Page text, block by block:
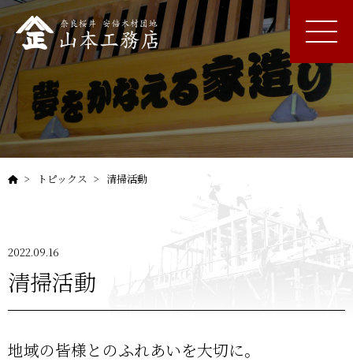
トピックス 清掃活動
2022.09.16
清掃活動
地域の皆様とのふれあいを大切に。